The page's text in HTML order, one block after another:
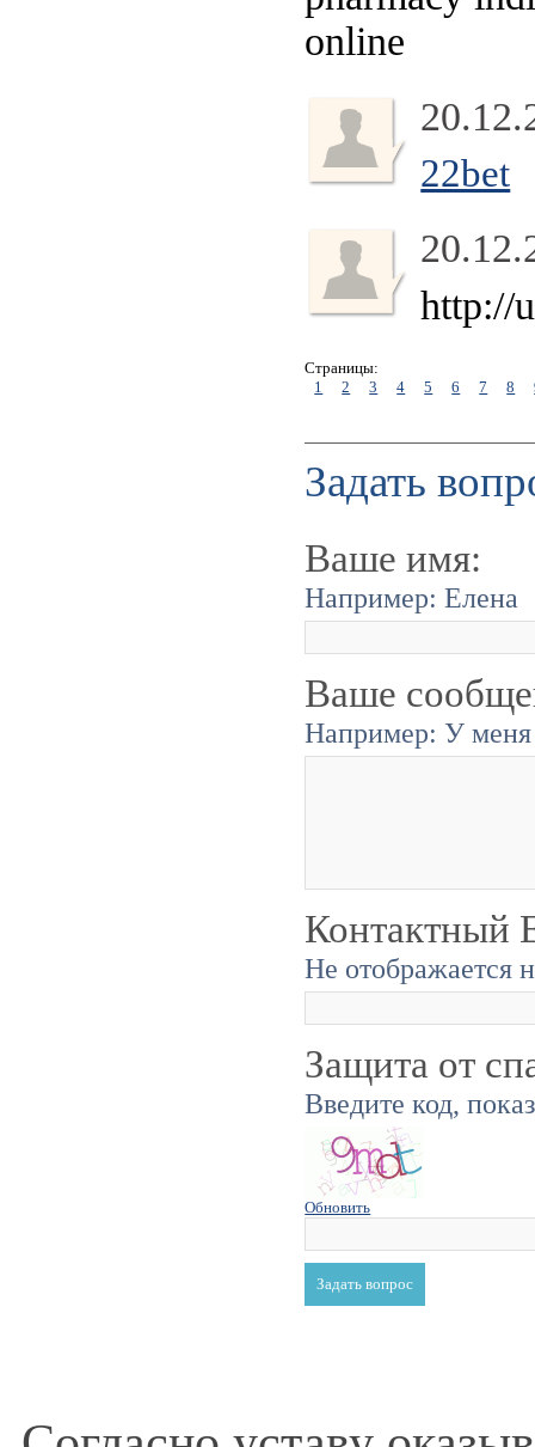
online
22bet
http://
Страницы:
1
2 3 4 5 6 7 8
Задать
Ваше имя:
Например: Елена
Ваше
Например: У меня
Контактный
Не отображается
Защита от
Введите код,
Обновить